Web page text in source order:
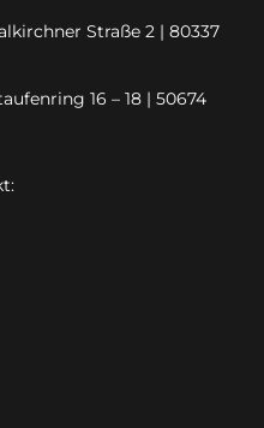
Straße 2 | 80337
16 – 18 | 50674